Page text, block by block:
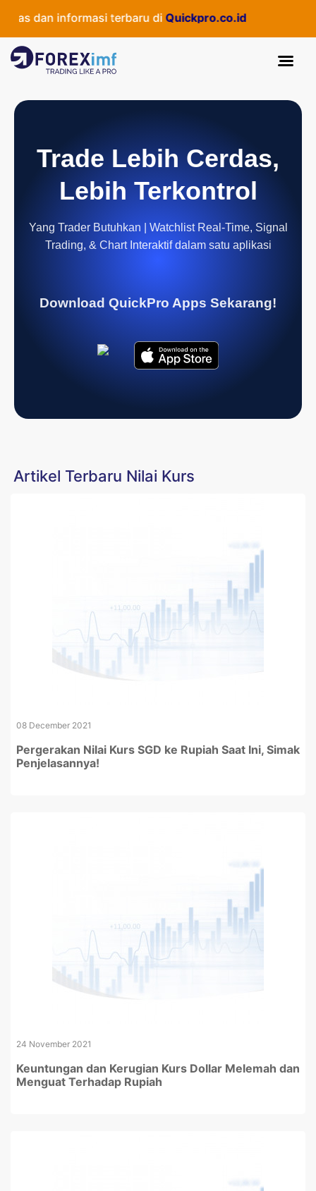
dan informasi terbaru di Quickpro.co.id
Trade Lebih Cerdas,
Lebih Terkontrol
Yang Trader Butuhkan | Watchlist Real-Time, Signal
Trading, & Chart Interaktif dalam satu aplikasi
Download QuickPro Apps Sekarang!
Artikel Terbaru Nilai Kurs
08 December 2021
Pergerakan Nilai Kurs SGD ke Rupiah Saat Ini, Simak
Penjelasannya!
24 November 2021
Keuntungan dan Kerugian Kurs Dollar Melemah dan
Menguat Terhadap Rupiah